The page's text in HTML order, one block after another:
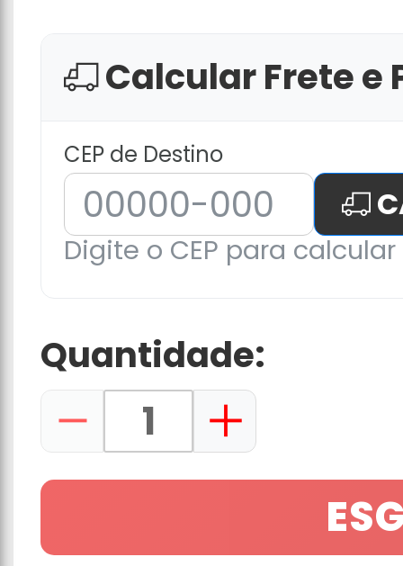
Calcular Frete e
CEP de Destino
Digite o CEP para
Quantidade: